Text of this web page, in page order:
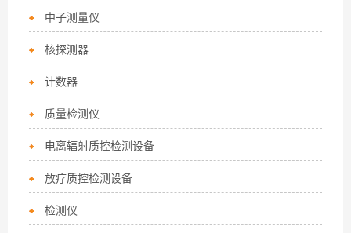
中子测量仪
核探测器
计数器
质量检测仪
电离辐射质控检测设备
放疗质控检测设备
检测仪